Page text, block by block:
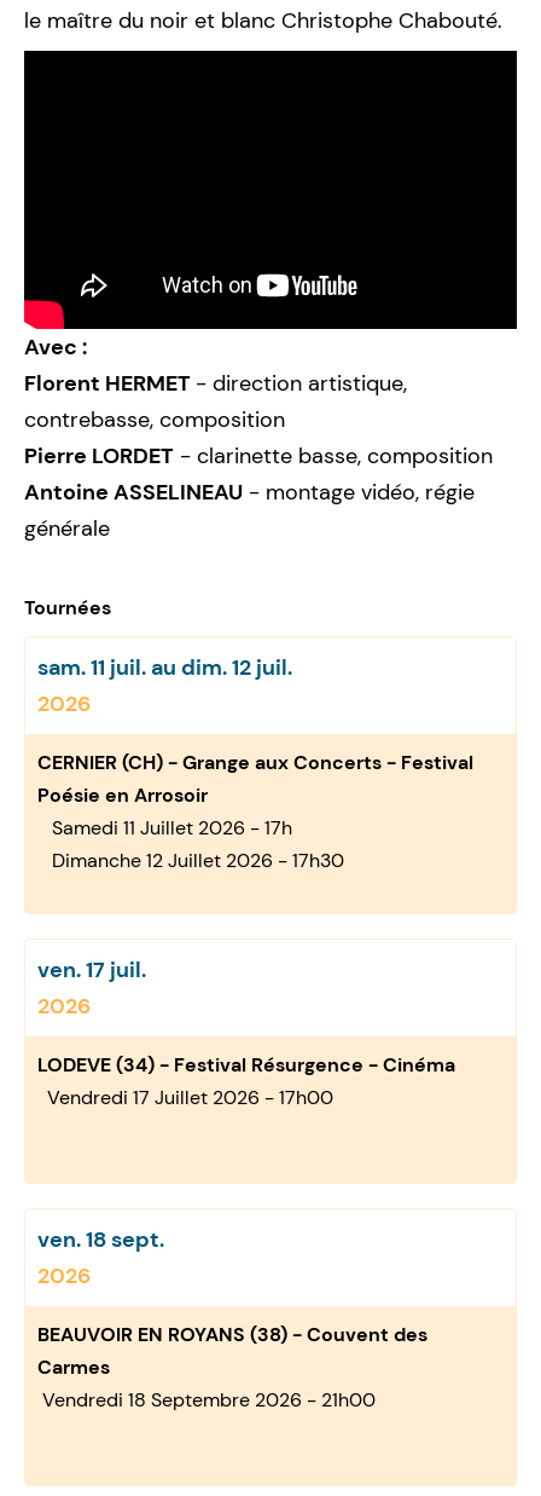
le maître du noir et blanc Christophe Chabouté.
Avec :
Florent HERMET - direction artistique,
contrebasse, composition
Pierre LORDET - clarinette basse, composition
Antoine ASSELINEAU - montage vidéo, régie
générale
Tournées
sam. 11 juil. au dim. 12 juil.
2026
CERNIER (CH) - Grange aux Concerts - Festival
Poésie en Arrosoir
Samedi 11 Juillet 2026 - 17h
Dimanche 12 Juillet 2026 - 17h30
ven. 17 juil.
2026
LODEVE (34) - Festival Résurgence - Cinéma
Vendredi 17 Juillet 2026 - 17h00
ven. 18 sept.
2026
BEAUVOIR EN ROYANS (38) - Couvent des
Carmes
Vendredi 18 Septembre 2026 - 21h00